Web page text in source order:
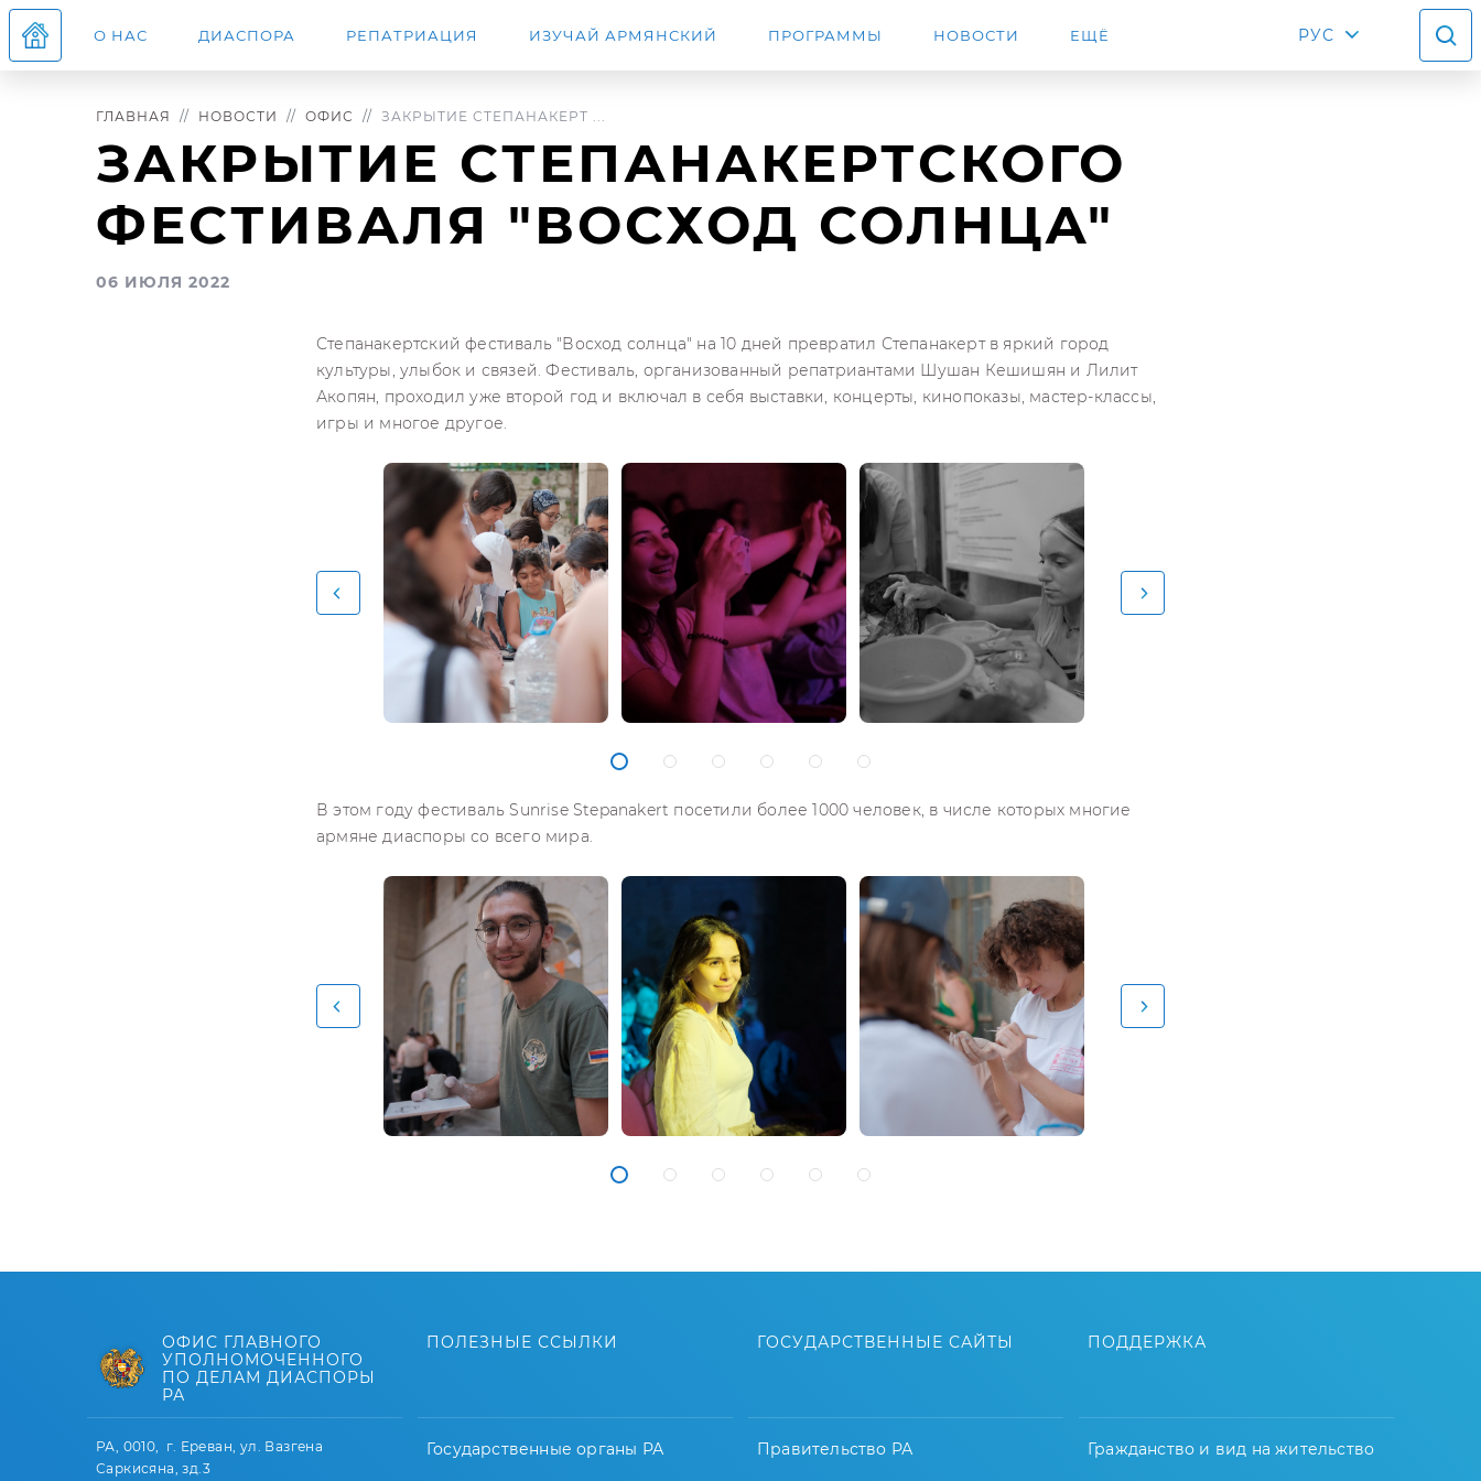
О НАС ДИАСПОРА РЕПАТРИАЦИЯ ИЗУЧАЙ АРМЯНСКИЙ ПРОГРАММЫ НОВОСТИ ЕЩЁ РУС
ГЛАВНАЯ НОВОСТИ ОФИС ЗАКРЫТИЕ СТЕПАНАКЕРТ ...
ЗАКРЫТИЕ СТЕПАНАКЕРТСКОГО
ФЕСТИВАЛЯ "ВОСХОД СОЛНЦА"
06 ИЮЛЯ 2022
Степанакертский фестиваль "Восход солнца" на 10 дней превратил Степанакерт в яркий город
культуры, улыбок и связей. Фестиваль, организованный репатриантами Шушан Кешишян и Лилит
Акопян, проходил уже второй год и включал в себя выставки, концерты, кинопоказы, мастер-классы,
игры и многое другое.
В этом году фестиваль Sunrise Stepanakert посетили более 1000 человек, в числе которых многие
армяне диаспоры со всего мира.
ОФИС ГЛАВНОГО
УПОЛНОМОЧЕННОГО
ПО ДЕЛАМ ДИАСПОРЫ
РА
РА, 0010, г. Ереван, ул. Вазгена
Саркисяна, зд.3
ПОЛЕЗНЫЕ ССЫЛКИ
Государственные органы РА
ГОСУДАРСТВЕННЫЕ САЙТЫ
Правительство РА
ПОДДЕРЖКА
Гражданство и вид на жительство